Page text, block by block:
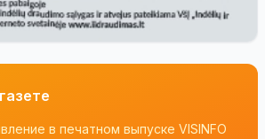
в печатном выпуске VISINFO